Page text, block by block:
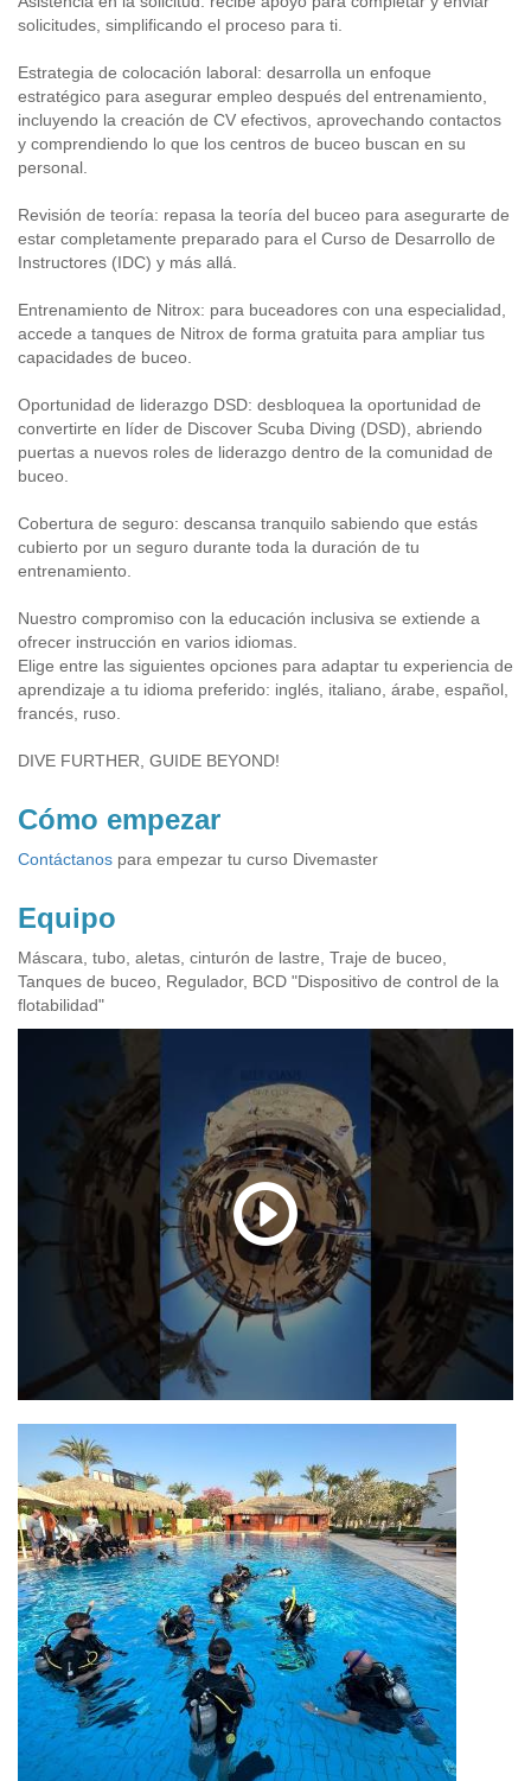
solicitudes, simplificando el proceso para ti.
Estrategia de colocación laboral: desarrolla un enfoque
estratégico para asegurar empleo después del entrenamiento,
incluyendo la creación de CV efectivos, aprovechando contactos
y comprendiendo lo que los centros de buceo buscan en su
personal.
Revisión de teoría: repasa la teoría del buceo para asegurarte de
estar completamente preparado para el Curso de Desarrollo de
Instructores (IDC) y más allá.
Entrenamiento de Nitrox: para buceadores con una especialidad,
accede a tanques de Nitrox de forma gratuita para ampliar tus
capacidades de buceo.
Oportunidad de liderazgo DSD: desbloquea la oportunidad de
convertirte en líder de Discover Scuba Diving (DSD), abriendo
puertas a nuevos roles de liderazgo dentro de la comunidad de
buceo.
Cobertura de seguro: descansa tranquilo sabiendo que estás
cubierto por un seguro durante toda la duración de tu
entrenamiento.
Nuestro compromiso con la educación inclusiva se extiende a
ofrecer instrucción en varios idiomas.
Elige entre las siguientes opciones para adaptar tu experiencia de
aprendizaje a tu idioma preferido: inglés, italiano, árabe, español,
francés, ruso.
DIVE FURTHER, GUIDE BEYOND!
Cómo empezar
Contáctanos para empezar tu curso Divemaster
Equipo
Máscara, tubo, aletas, cinturón de lastre, Traje de buceo,
Tanques de buceo, Regulador, BCD "Dispositivo de control de la
flotabilidad"